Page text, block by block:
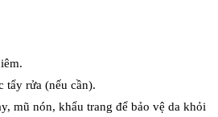
tẩy rửa (nếu cần).
mũ nón, khẩu trang để bảo vệ da khỏi